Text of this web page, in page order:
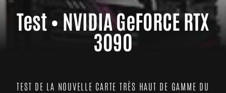
Test • NVIDIA GeFORCE RTX
3090
TEST DE LA NOUVELLE CARTE TRÈS HAUT DE GAMME DU